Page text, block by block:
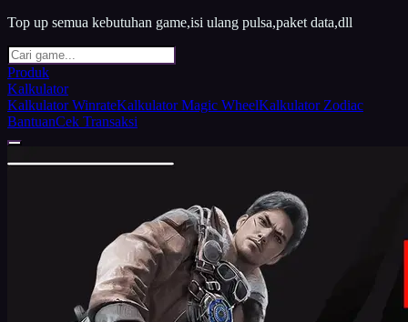
Top up semua kebutuhan game,isi ulang pulsa,paket data,dll
Produk
Kalkulator
Kalkulator WinrateKalkulator Magic WheelKalkulator Zodiac
BantuanCek Transaksi